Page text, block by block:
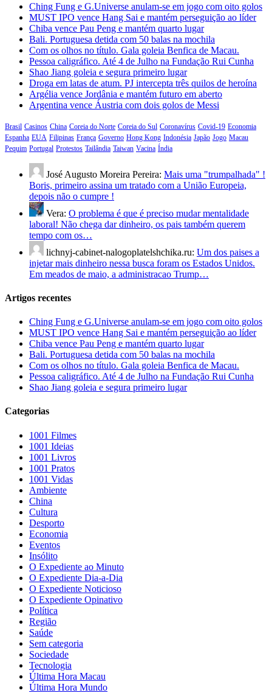
Ching Fung e G.Universe anulam-se em jogo com oito golos
MUST IPO vence Hang Sai e mantém perseguição ao líder
Chiba vence Pau Peng e mantém quarto lugar
Bali. Portuguesa detida com 50 balas na mochila
Com os olhos no título. Gala goleia Benfica de Macau.
Pessoa caligráfico. Até 4 de Julho na Fundação Rui Cunha
Shao Jiang goleia e segura primeiro lugar
Droga em latas de atum. PJ intercepta três quilos de heroína
Argélia vence Jordânia e mantém futuro em aberto
Argentina vence Áustria com dois golos de Messi
Brasil Casinos China Coreia do Norte Coreia do Sul Coronavírus Covid-19 Economia
Espanha EUA Filipinas França Governo Hong Kong Indonésia Japão Jogo Macau
Pequim Portugal Protestos Tailândia Taiwan Vacina Índia
José Augusto Moreira Pereira: Mais uma "trumpalhada" !
Boris, primeiro assina um tratado com a União Europeia,
depois não o cumpre !
Vera: O problema é que é preciso mudar mentalidade
laboral! Não chega dar dinheiro, os pais também querem
tempo com os…
lichnyj-cabinet-nalogoplatelshchika.ru: Um dos paises a
injetar mais dinheiro nessa busca foram os Estados Unidos.
Em meados de maio, a administracao Trump…
Artigos recentes
Ching Fung e G.Universe anulam-se em jogo com oito golos
MUST IPO vence Hang Sai e mantém perseguição ao líder
Chiba vence Pau Peng e mantém quarto lugar
Bali. Portuguesa detida com 50 balas na mochila
Com os olhos no título. Gala goleia Benfica de Macau.
Pessoa caligráfico. Até 4 de Julho na Fundação Rui Cunha
Shao Jiang goleia e segura primeiro lugar
Categorias
1001 Filmes
1001 Ideias
1001 Livros
1001 Pratos
1001 Vidas
Ambiente
China
Cultura
Desporto
Economia
Eventos
Insólito
O Expediente ao Minuto
O Expediente Dia-a-Dia
O Expediente Noticioso
O Expediente Opinativo
Política
Região
Saúde
Sem categoria
Sociedade
Tecnologia
Última Hora Macau
Última Hora Mundo